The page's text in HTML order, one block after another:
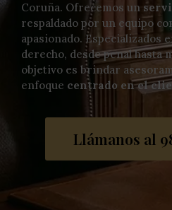
Coruña. Ofrecemos un
respaldado por un equipo
apasionado. Especializados
derecho, desde penal hasta
objetivo es brindar
enfoque centrado en el
Llámanos al